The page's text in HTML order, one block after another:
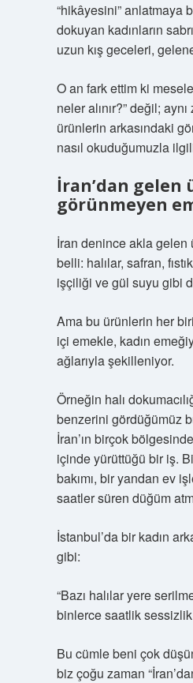
“hikâyesini” anlatmaya
dokuyan kadınların
uzun kış geceleri,
O an fark ettim ki
neler alınır?” değil;
ürünlerin arkasındaki
nasıl okuduğumuzla
İran’dan gelen
görünmeyen
İran denince akla gelen
belli: halılar, safran,
işçiliği ve gül suyu gibi
Ama bu ürünlerin her
içi emekle, kadın
ağlarıyla şekilleniyor.
Örneğin halı
benzerini gördüğümüz
İran’ın birçok
içinde yürüttüğü bir iş.
bakımı, bir yandan ev
saatler süren düğüm
İstanbul’da bir kadın
gibi:
“Bazı halılar yere
binlerce saatlik sessizlik
Bu cümle beni çok
biz çoğu zaman